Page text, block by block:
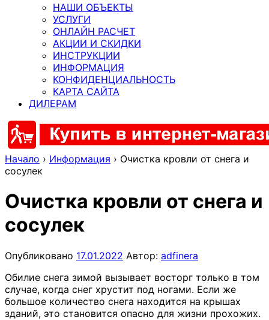
НАШИ ОБЪЕКТЫ
УСЛУГИ
ОНЛАЙН РАСЧЕТ
АКЦИИ И СКИДКИ
ИНСТРУКЦИИ
ИНФОРМАЦИЯ
КОНФИДЕНЦИАЛЬНОСТЬ
КАРТА САЙТА
ДИЛЕРАМ
Начало › Информация › Очистка кровли от снега и
сосулек
Очистка кровли от снега и
сосулек
Опубликовано 17.01.2022 Автор: adfinera
Обилие снега зимой вызывает восторг только в том
случае, когда снег хрустит под ногами. Если же
большое количество снега находится на крышах
зданий, это становится опасно для жизни прохожих.